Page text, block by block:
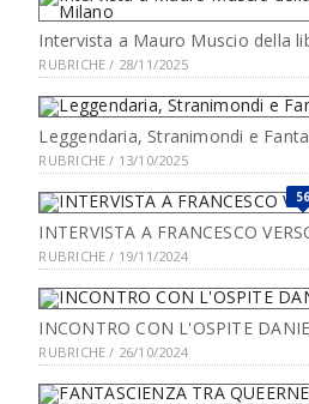
Intervista a Mauro Muscio della
RUBRICHE / 28/11/2025
Leggendaria, Stranimondi e
RUBRICHE / 13/10/2025
56
INTERVISTA A FRANCESCO
RUBRICHE / 19/11/2024
INCONTRO CON L'OSPITE
RUBRICHE / 26/10/2024